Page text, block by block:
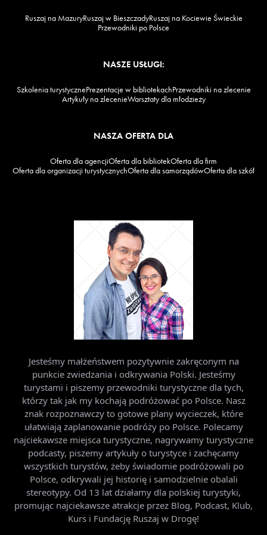
Ruszaj na MazuryRuszaj w BieszczadyRuszaj na Kociewie Świeckie
Przewodniki po Polsce
NASZE USŁUGI:
Szkolenia turystycznePrezentacje w bibliotekachPrzewodniki na zlecenie
Artykuły na zlecenieWarsztaty dla młodzieży
NASZA OFERTA DLA
Oferta dla agencjiOferta dla bibliotekOferta dla firm
Oferta dla organizacji turystycznychOferta dla samorządówOferta dla szkół
Jesteśmy małżeństwem pozytywnie zakręconym na
punkcie zwiedzania i odkrywania Polski. Jesteśmy
turystami i piszemy przewodniki turystyczne dla tych,
którzy tak jak my kochają podróżować po Polsce. Nasz
znak rozpoznawczy to gotowe plany wycieczek, które
ułatwiają zaplanowanie podróży po Polsce. Polecamy
najciekawsze miejsca turystyczne, nagrywamy turystyczne
podcasty, piszemy artykuły o turystyce i zachęcamy
wszystkich turystów, żeby świadomie podróżowali po
Polsce, odkrywali jej historię i samodzielnie obalali
stereotypy. Od 13 lat działamy dla polskiej turystyki,
promując najciekawsze atrakcje przez Blog, Podcast, Klub,
Kurs i Fundację Ruszaj w Drogę!